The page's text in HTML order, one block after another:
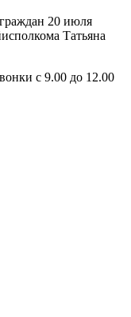
20 июля
Татьяна
с 9.00 до 12.00